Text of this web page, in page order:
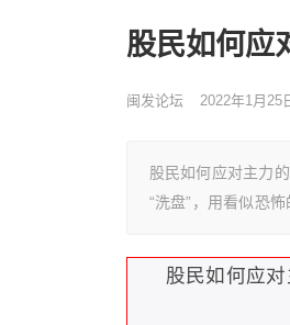
股民如何应
闽发论坛 2022年1月25
股民如何应对主力
“洗盘”，用看似恐
股民如何应